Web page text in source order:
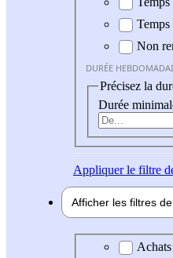
Temps
Non
DURÉE
Précisez la
Durée
Appliquerle filtre
Afficher les filtres de
Domaine